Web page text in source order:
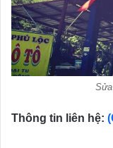
Thông tin liên hệ: